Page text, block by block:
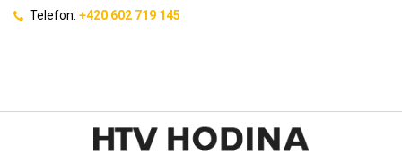
Telefon: +420 602 719 145